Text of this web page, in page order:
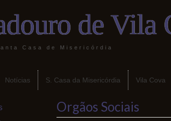
de Vila
Casa de Misericórdia
Notícias S. Casa da Misericórdia Vila Cova
Orgãos Sociais